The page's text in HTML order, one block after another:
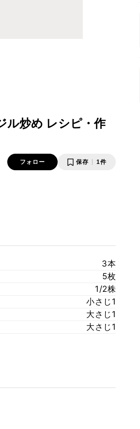
炒め レシピ・作
フォロー 保存 1件
3本
5枚
1/2株
小さじ1
大さじ1
大さじ1